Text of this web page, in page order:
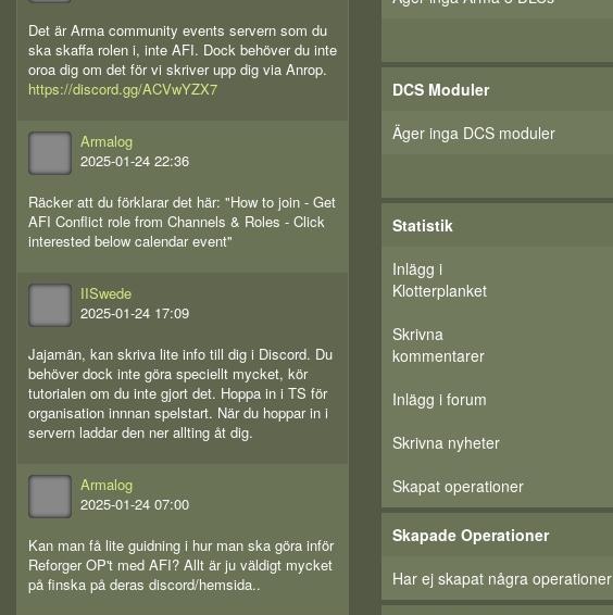
Det är Arma community events servern som du
ska skaffa rolen i, inte AFI. Dock behöver du inte
oroa dig om det för vi skriver upp dig via Anrop.
https://discord.gg/ACVwYZX7
Armalog
2025-01-24 22:36
Räcker att du förklarar det här: "How to join - Get
AFI Conflict role from Channels & Roles - Click
interested below calendar event"
IISwede
2025-01-24 17:09
Jajamän, kan skriva lite info till dig i Discord. Du
behöver dock inte göra speciellt mycket, kör
tutorialen om du inte gjort det. Hoppa in i TS för
organisation innnan spelstart. När du hoppar in i
servern laddar den ner allting åt dig.
Armalog
2025-01-24 07:00
Kan man få lite guidning i hur man ska göra inför
Reforger OP't med AFI? Allt är ju väldigt mycket
på finska på deras discord/hemsida..
DCS Moduler
Äger inga DCS moduler
Statistik
Inlägg i
Klotterplanket
Skrivna
kommentarer
Inlägg i forum
Skrivna nyheter
Skapat operationer
Skapade Operationer
Har ej skapat några operationer